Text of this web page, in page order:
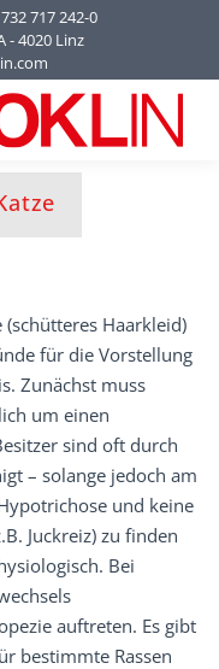
717 242-0
- 4020 Linz
Haarkleid)
für die Vorstellung
Zunächst muss
um einen
sind oft durch
– solange jedoch am
und keine
Juckreiz) zu finden
Bei
auftreten. Es gibt
bestimmte Rassen